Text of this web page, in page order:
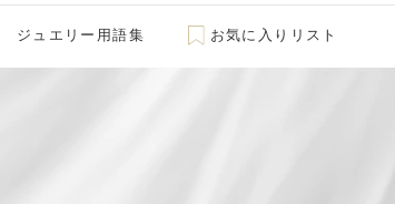
ジュエリー用語集 お気に入りリスト